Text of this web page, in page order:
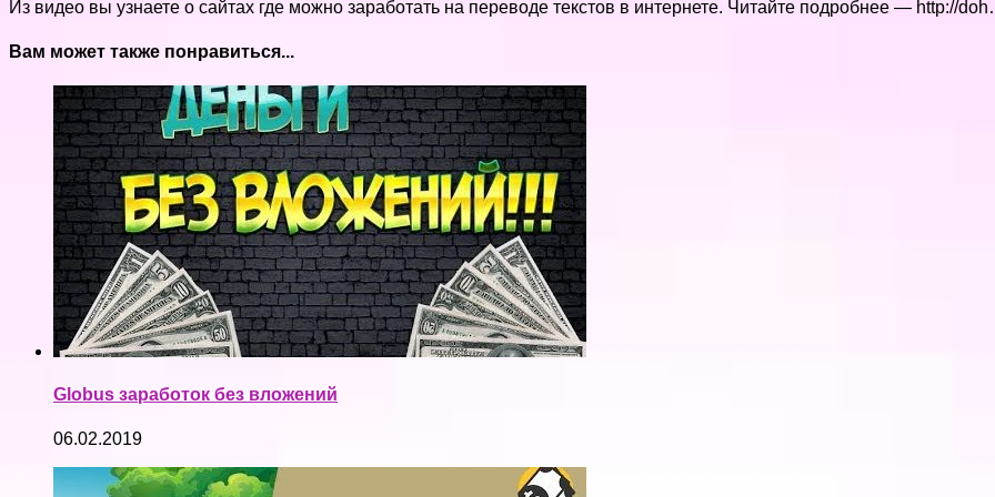
Из видео вы узнаете о сайтах где можно заработать на переводе текстов в интернете. Читайте подробнее — http://
Вам может также понравиться...
Globus заработок без вложений
06.02.2019